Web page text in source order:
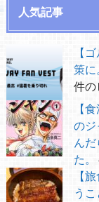
人気記事
【
策に
件の
【
のジ
ん
た。
【
う